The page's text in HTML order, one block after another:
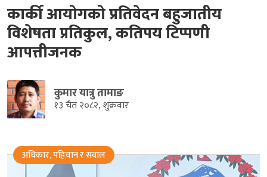
कार्की आयोगको प्रतिवेदन बहुजातीय
विशेषता प्रतिकुल, कतिपय टिप्पणी
आपत्तीजनक
कुमार यात्रु तामाङ
१३ चैत २०८२, शुक्रवार
अधिकार, पहिचान र सवाल